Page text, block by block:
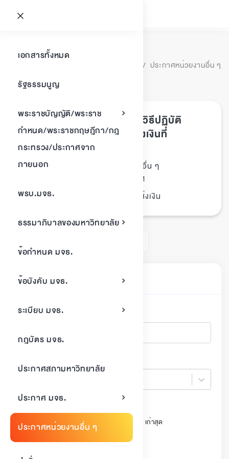
เอกสารทั้งหมด
รัฐธรรมนูญ
พระราชบัญญัติ/พระราช
กำหนด/พระราชกฤษฎีกา/กฎ
กระทรวง/ประกาศจาก
ภายนอก
พรบ.มจธ.
ธรรมาภิบาลของมหาวิทยาลัย
ข้อกำหนด มจธ.
ข้อบังคับ มจธ.
ระเบียบ มจธ.
กฎบัตร มจธ.
ประกาศสภามหาวิทยาลัย
ประกาศ มจธ.
ประกาศหน่วยงานอื่น ๆ
ประกาศหน่วย
พบเอกสาร1รายการ
ประกาศหน่วยงานอื่น ๆ
ประกาศสำนักงานคลัง เรื่อง วิธีปฏิบัติ
สำหรับหน่วยงานในการนำส่งเงินที่
สำนักงานคลัง
ประเภทเอกสาร :
ประกาศหน่วยงานอื่น ๆ
21/พฤศจิกายน/2561
Tags : ประกาศ, สำนักงานคลัง, นำส่งเงิน
ค้นหาเอกสาร
ค้นหา
เรียงลำดับ
วันที่ประกาศ ใหม่สุด
วันที่ประกาศ เก่าสุด
สถานะ